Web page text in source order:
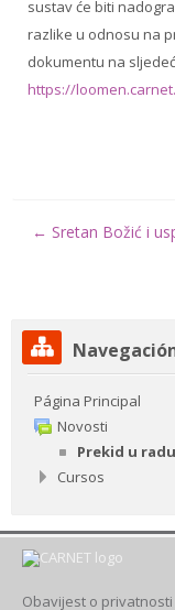
sustav će biti
razlike u odnosu na
dokumentu na
https://
← Sretan Božić i
Salta
Navegación
Página Principal
Novosti
Prekid u
Cursos
Obavijest o privatnosti